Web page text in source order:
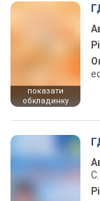
показати
обкладинку